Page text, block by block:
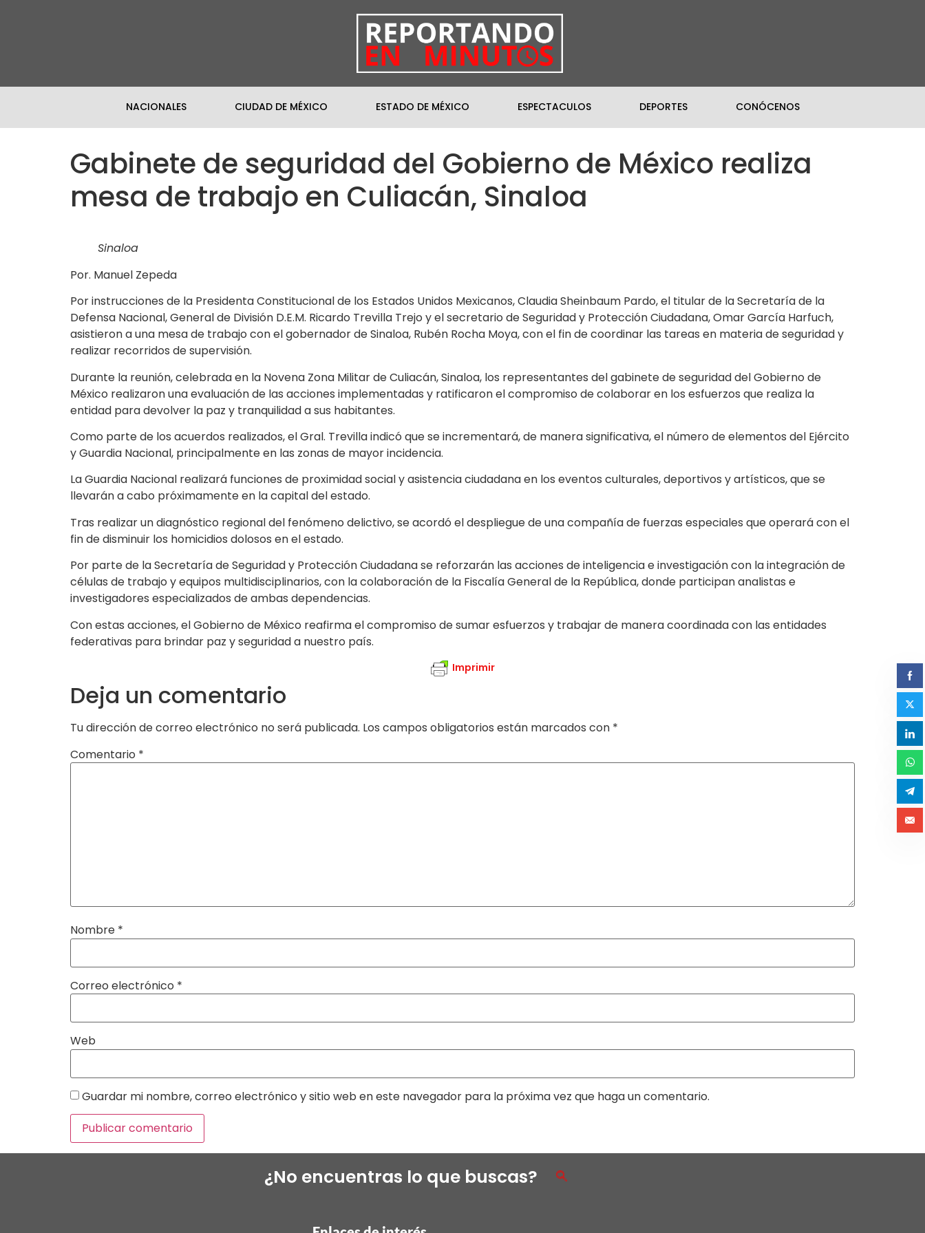
NACIONALES CIUDAD DE MÉXICO ESTADO DE MÉXICO ESPECTACULOS DEPORTES CONÓCENOS
Gabinete de seguridad del Gobierno de México realiza
mesa de trabajo en Culiacán, Sinaloa
Sinaloa
Por. Manuel Zepeda
Por instrucciones de la Presidenta Constitucional de los Estados Unidos Mexicanos, Claudia Sheinbaum Pardo, el titular de la Secretaría de la
Defensa Nacional, General de División D.E.M. Ricardo Trevilla Trejo y el secretario de Seguridad y Protección Ciudadana, Omar García Harfuch,
asistieron a una mesa de trabajo con el gobernador de Sinaloa, Rubén Rocha Moya, con el fin de coordinar las tareas en materia de seguridad y
realizar recorridos de supervisión.
Durante la reunión, celebrada en la Novena Zona Militar de Culiacán, Sinaloa, los representantes del gabinete de seguridad del Gobierno de
México realizaron una evaluación de las acciones implementadas y ratificaron el compromiso de colaborar en los esfuerzos que realiza la
entidad para devolver la paz y tranquilidad a sus habitantes.
Como parte de los acuerdos realizados, el Gral. Trevilla indicó que se incrementará, de manera significativa, el número de elementos del Ejército
y Guardia Nacional, principalmente en las zonas de mayor incidencia.
La Guardia Nacional realizará funciones de proximidad social y asistencia ciudadana en los eventos culturales, deportivos y artísticos, que se
llevarán a cabo próximamente en la capital del estado.
Tras realizar un diagnóstico regional del fenómeno delictivo, se acordó el despliegue de una compañía de fuerzas especiales que operará con el
fin de disminuir los homicidios dolosos en el estado.
Por parte de la Secretaría de Seguridad y Protección Ciudadana se reforzarán las acciones de inteligencia e investigación con la integración de
células de trabajo y equipos multidisciplinarios, con la colaboración de la Fiscalía General de la República, donde participan analistas e
investigadores especializados de ambas dependencias.
Con estas acciones, el Gobierno de México reafirma el compromiso de sumar esfuerzos y trabajar de manera coordinada con las entidades
federativas para brindar paz y seguridad a nuestro país.
Imprimir
Deja un comentario
Tu dirección de correo electrónico no será publicada. Los campos obligatorios están marcados con *
Comentario *
Nombre *
Correo electrónico *
Web
Guardar mi nombre, correo electrónico y sitio web en este navegador para la próxima vez que haga un comentario.
¿No encuentras lo que buscas?